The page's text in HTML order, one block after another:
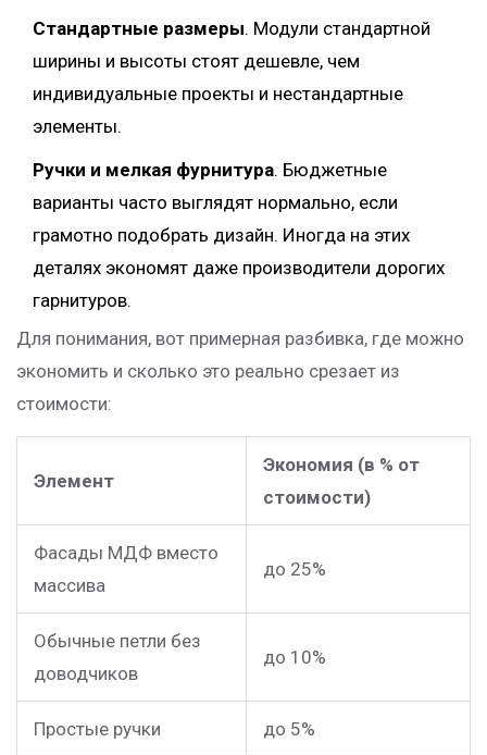
Стандартные размеры. Модули стандартной
ширины и высоты стоят дешевле, чем
индивидуальные проекты и нестандартные
элементы.
Ручки и мелкая фурнитура. Бюджетные
варианты часто выглядят нормально, если
грамотно подобрать дизайн. Иногда на этих
деталях экономят даже производители дорогих
гарнитуров.
Для понимания, вот примерная разбивка, где можно
экономить и сколько это реально срезает из
стоимости:
Элемент
Экономия (в % от
стоимости)
Фасады МДФ вместо
массива
до 25%
Обычные петли без
доводчиков
до 10%
Простые ручки до 5%